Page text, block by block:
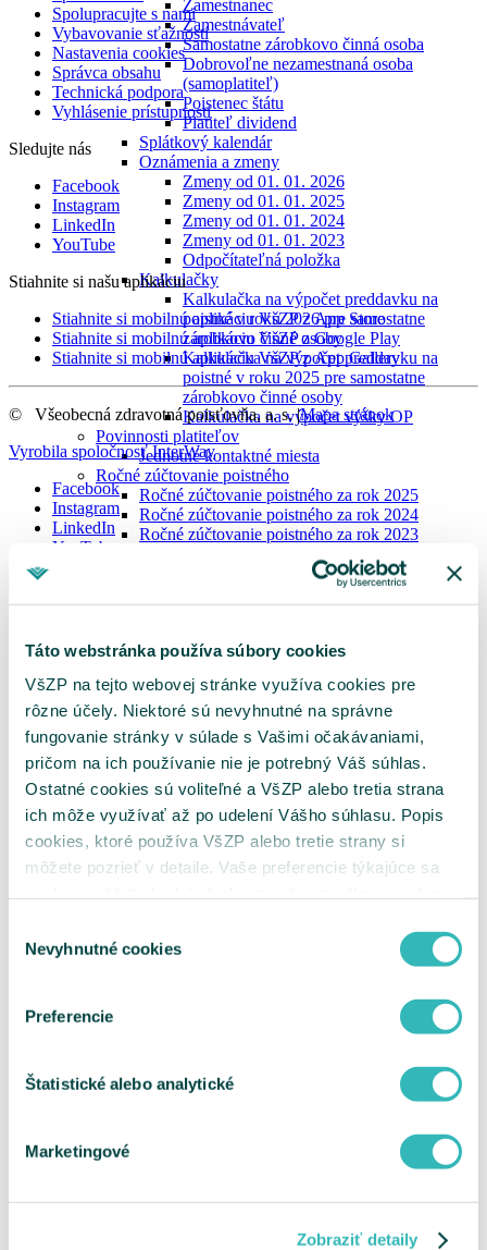
Táto webstránka používa súbory cookies
VšZP na tejto webovej stránke využíva cookies pre
rôzne účely. Niektoré sú nevyhnutné na správne
fungovanie stránky v súlade s Vašimi očakávaniami,
pričom na ich používanie nie je potrebný Váš súhlas.
Ostatné cookies sú voliteľné a VšZP alebo tretia strana
ich môže využívať až po udelení Vášho súhlasu. Popis
cookies, ktoré používa VšZP alebo tretie strany si
môžete pozrieť v detaile. Vaše preferencie týkajúce sa
súhlasu
Nevyhnutné cookies
Preferencie
Štatistické alebo analytické
Marketingové
Zobraziť detaily
Zamestnanec
Zamestnávateľ
Samostatne zárobkovo činná osoba
Dobrovoľne nezamestnaná osoba
(samoplatiteľ)
Poistenec štátu
Platiteľ dividend
Splátkový kalendár
Oznámenia a zmeny
Zmeny od 01. 01. 2026
Zmeny od 01. 01. 2025
Zmeny od 01. 01. 2024
Zmeny od 01. 01. 2023
Odpočítateľná položka
Kalkulačky
Kalkulačka na výpočet preddavku na
poistné v roku 2026 pre samostatne
zárobkovo činné osoby
Kalkulačka na výpočet preddavku na
poistné v roku 2025 pre samostatne
zárobkovo činné osoby
Kalkulačka na výpočet výšky OP
Povinnosti platiteľov
Jednotné kontaktné miesta
Ročné zúčtovanie poistného
Ročné zúčtovanie poistného za rok 2025
Ročné zúčtovanie poistného za rok 2024
Ročné zúčtovanie poistného za rok 2023
Vydávanie výkazov nedoplatkov
poistného
Výkaz preddavkov zamestnávateľa
Výkaz preddavkov na poistné na verejné
zdravotné poistenie platiteľa dividend
Žiadosť o splátkový kalendár
Žiadosť o vrátenie poistného / Žiadosť o
preúčtovanie platby
Vyhľadanie príslušnosti k pobočke
Ukrajina
MenuBanner
Spolupracujte s nami
Vybavovanie sťažností
Nastavenia cookies
Správca obsahu
Technická podpora
Vyhlásenie prístupnosti
Sledujte nás
Facebook
Instagram
LinkedIn
YouTube
Stiahnite si našu aplikáciu
Stiahnite si mobilnú aplikáciu VšZP z App Store
Stiahnite si mobilnú aplikáciu VšZP z Google Play
Stiahnite si mobilnú aplikáciu VšZP z App Gallery
© Všeobecná zdravotná poisťovňa, a. s.|Mapa stránok
Vyrobila spoločnosťInterWay
Facebook
Instagram
LinkedIn
YouTube